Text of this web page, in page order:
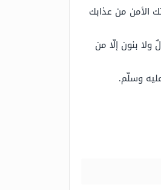
الأمن من عذابك
بنون إلّا من
وسلّم.